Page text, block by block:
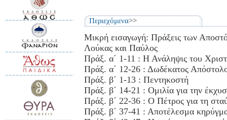
Περιεχόμενα>>
Μικρή εισαγωγή: Πράξεις των
Λούκας και Παύλος
Πράξ. α΄ 1-11 : Η Ανάληψις του
Πράξ. α΄ 12-26 : Δωδέκατος
Πράξ. β΄ 1-13 : Πεντηκοστή
Πράξ. β΄ 14-21 : Ομιλία για την
Πράξ. β΄ 22-36 : Ο Πέτρος για τη
Πράξ. β΄ 37-41 : Αποτέλεσμα